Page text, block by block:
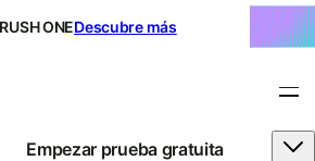
ONEDescubre más
Empezar prueba gratuita